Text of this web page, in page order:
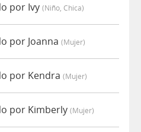
por Ivy (niño, Chica)
por Joanna (mujer)
por Kendra (mujer)
por Kimberly (mujer)